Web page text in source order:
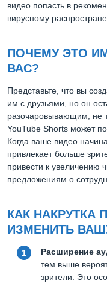
видео попасть в
вирусному
ПОЧЕМУ ЭТО
ВАС?
Представьте, что вы
им с друзьями, но он
разочаровывающим, не
YouTube Shorts может
Когда ваше видео
привлекает больше
привести к увеличению
предложениям о
КАК
ИЗМЕНИТЬ
Расширение
тем выше
зрители. Это